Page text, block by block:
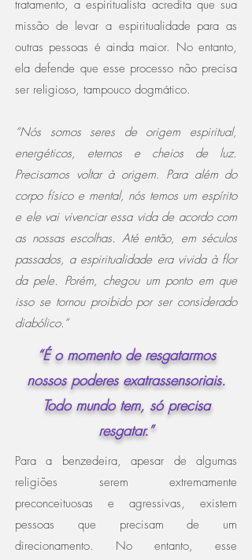
tratamento, a espiritualista acredita que sua
missão de levar a espiritualidade para as
outras pessoas é ainda maior. No entanto,
ela defende que esse processo não precisa
ser religioso, tampouco dogmático.
“Nós somos seres de origem espiritual,
energéticos, eternos e cheios de luz.
Precisamos voltar à origem. Para além do
corpo físico e mental, nós temos um espírito
e ele vai vivenciar essa vida de acordo com
as nossas escolhas. Até então, em séculos
passados, a espiritualidade era vivida à flor
da pele. Porém, chegou um ponto em que
isso se tornou proibido por ser considerado
diabólico.”
“É o momento de resgatarmos
nossos poderes exatrassensoriais.
Todo mundo tem, só precisa
resgatar.”
Para a benzedeira, apesar de algumas
religiões serem extremamente
preconceituosas e agressivas, existem
pessoas que precisam de um
direcionamento. No entanto, esse